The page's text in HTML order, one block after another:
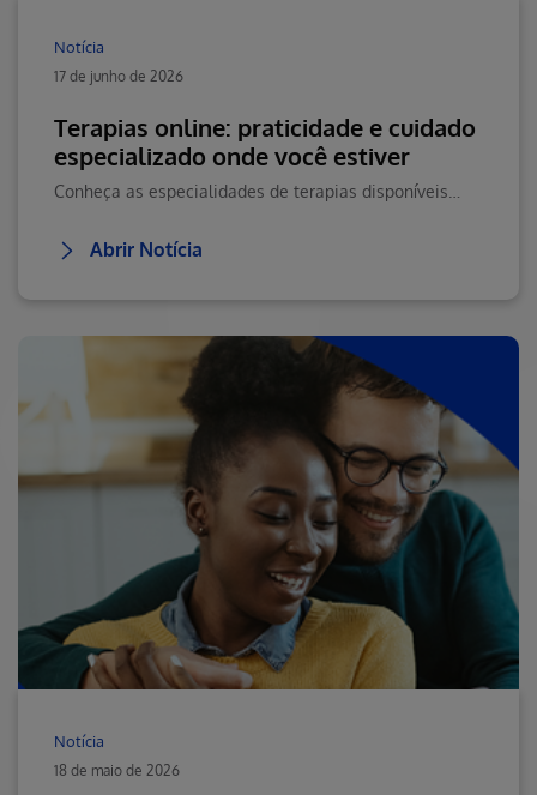
Notícia
17 de junho de 2026
Terapias online: praticidade e cuidado
especializado onde você estiver
Abrir Notícia
Notícia
18 de maio de 2026